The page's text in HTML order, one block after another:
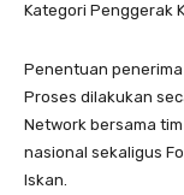
Kategori Penggerak
Penentuan
Proses dilakukan
Network bersama
nasional sekaligus
Iskan.